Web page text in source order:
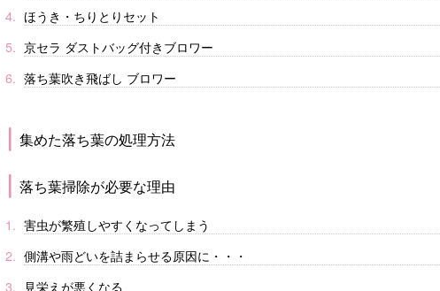
ほうき・ちりとりセット
京セラ ダストバッグ付きブロワー
落ち葉吹き飛ばし ブロワー
集めた落ち葉の処理方法
落ち葉掃除が必要な理由
害虫が繁殖しやすくなってしまう
側溝や雨どいを詰まらせる原因に・・・
見栄えが悪くなる